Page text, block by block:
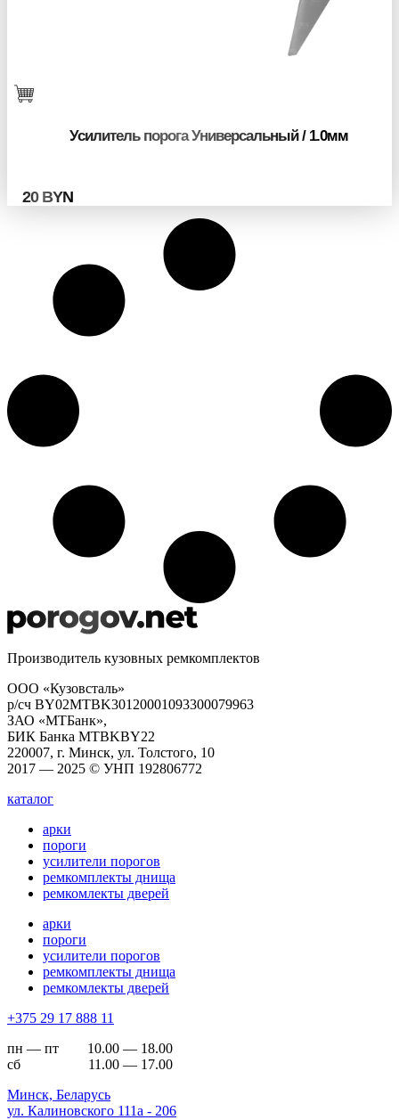
Усилитель порога Универсальный / 1.0мм
20 BYN
Производитель кузовных ремкомплектов
ООО «Кузовсталь»
р/сч BY02MTBK30120001093300079963
ЗАО «МТБанк»,
БИК Банка MTBKBY22
220007, г. Минск, ул. Толстого, 10
2017 — 2025 © УНП 192806772
каталог
арки
пороги
усилители порогов
ремкомплекты днища
ремкомлекты дверей
арки
пороги
усилители порогов
ремкомплекты днища
ремкомлекты дверей
+375 29 17 888 11
пн — пт 10.00 — 18.00
сб 11.00 — 17.00
Минск, Беларусь
ул. Калиновского 111а - 206